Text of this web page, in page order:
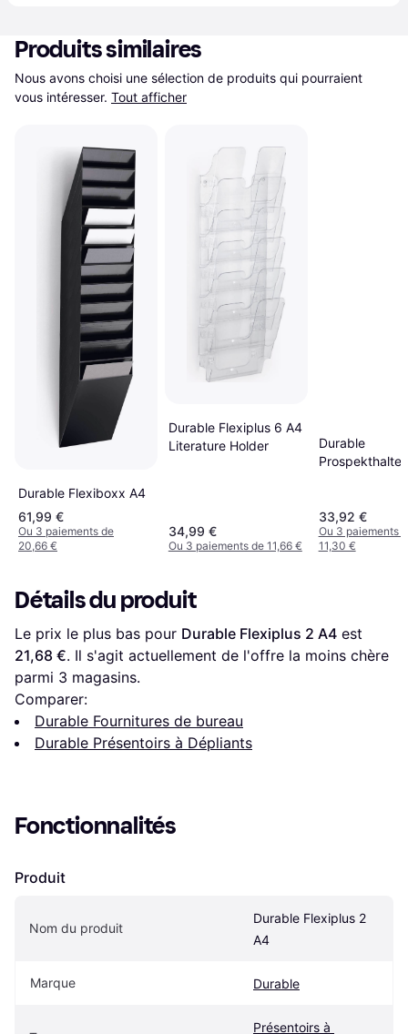
Produits similaires
Nous avons choisi une sélection de produits qui pourraient
vous intéresser. Tout afficher
Durable Flexiboxx A4
61,99 €
Ou 3 paiements de
20,66 €
Durable Flexiplus 6 A4
Literature Holder
34,99 €
Ou 3 paiements de 11,66 €
Durable
Prospekthalter
33,92 €
Ou 3 paiements
11,30 €
Détails du produit
Le prix le plus bas pour Durable Flexiplus 2 A4
21,68 €. Il s'agit actuellement de l'offre la moins chère
parmi 3 magasins.
Comparer:
Durable Fournitures de bureau
Durable Présentoirs à Dépliants
Fonctionnalités
Produit
Nom du produit
Durable Flexiplus 2
A4
Marque Durable
Présentoirs à